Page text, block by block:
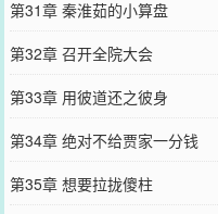
第31章 秦淮茹的小算盘
第32章 召开全院大会
第33章 用彼道还之彼身
第34章 绝对不给贾家一分钱
第35章 想要拉拢傻柱